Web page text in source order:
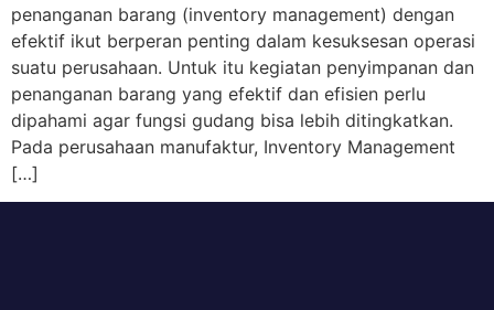
penanganan barang (inventory management) dengan
efektif ikut berperan penting dalam kesuksesan operasi
suatu perusahaan. Untuk itu kegiatan penyimpanan dan
penanganan barang yang efektif dan efisien perlu
dipahami agar fungsi gudang bisa lebih ditingkatkan.
Pada perusahaan manufaktur, Inventory Management
[…]